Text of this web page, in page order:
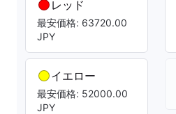
レッド
最安価格: 63720.00
JPY
イエロー
最安価格: 52000.00
JPY